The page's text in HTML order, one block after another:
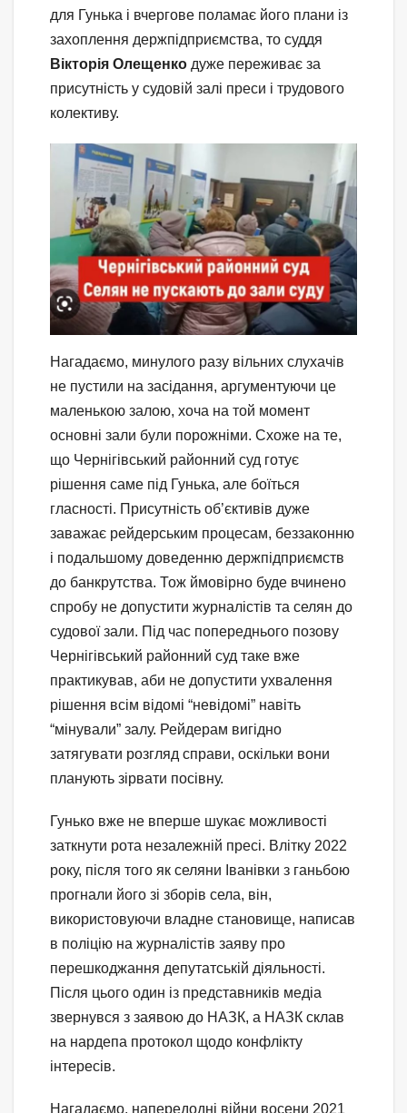
для Гунька і вчергове поламає його плани із
захоплення держпідприємства, то суддя
Вікторія Олещенко дуже переживає за
присутність у судовій залі преси і трудового
колективу.
Нагадаємо, минулого разу вільних слухачів
не пустили на засідання, аргументуючи це
маленькою залою, хоча на той момент
основні зали були порожніми. Схоже на те,
що Чернігівський районний суд готує
рішення саме під Гунька, але боїться
гласності. Присутність об’єктивів дуже
заважає рейдерським процесам, беззаконню
і подальшому доведенню держпідприємств
до банкрутства. Тож ймовірно буде вчинено
спробу не допустити журналістів та селян до
судової зали. Під час попереднього позову
Чернігівський районний суд таке вже
практикував, аби не допустити ухвалення
рішення всім відомі “невідомі” навіть
“мінували” залу. Рейдерам вигідно
затягувати розгляд справи, оскільки вони
планують зірвати посівну.
Гунько вже не вперше шукає можливості
заткнути рота незалежній пресі. Влітку 2022
року, після того як селяни Іванівки з ганьбою
прогнали його зі зборів села, він,
використовуючи владне становище, написав
в поліцію на журналістів заяву про
перешкоджання депутатській діяльності.
Після цього один із представників медіа
звернувся з заявою до НАЗК, а НАЗК склав
на нардепа протокол щодо конфлікту
інтересів.
Нагадаємо, напередодні війни восени 2021